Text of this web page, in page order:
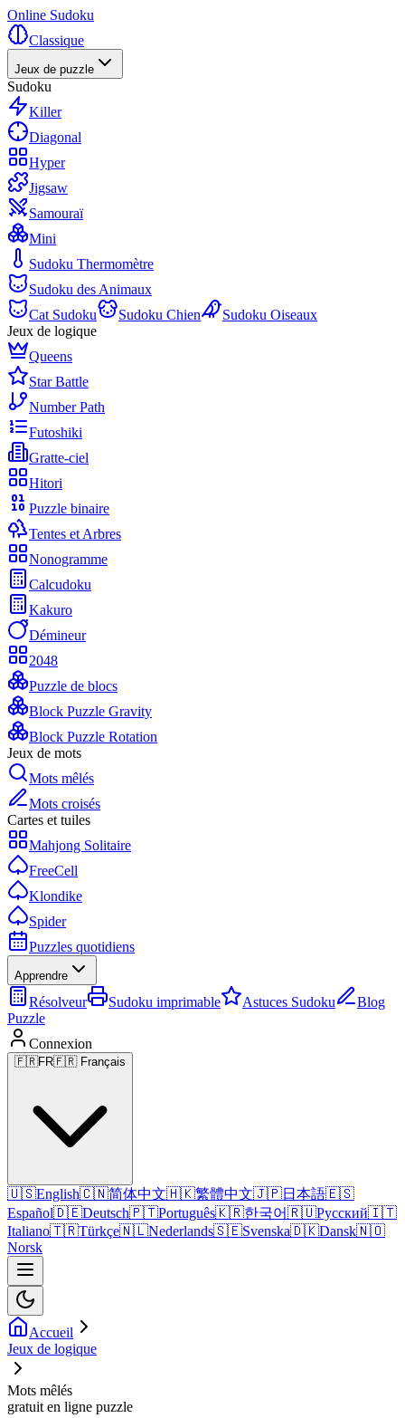
Online Sudoku
Classique
Jeux de puzzle
Sudoku
Killer
Diagonal
Hyper
Jigsaw
Samouraï
Mini
Sudoku Thermomètre
Sudoku des Animaux
Cat Sudoku
Sudoku Chien
Sudoku Oiseaux
Jeux de logique
Queens
Star Battle
Number Path
Futoshiki
Gratte-ciel
Hitori
Puzzle binaire
Tentes et Arbres
Nonogramme
Calcudoku
Kakuro
Démineur
2048
Puzzle de blocs
Block Puzzle Gravity
Block Puzzle Rotation
Jeux de mots
Mots mêlés
Mots croisés
Cartes et tuiles
Mahjong Solitaire
FreeCell
Klondike
Spider
Puzzles quotidiens
Apprendre
Résolveur Sudoku imprimable Astuces Sudoku
Blog
Puzzle
Connexion
🇫🇷FR🇫🇷 Français
🇺🇸English🇨🇳简体中文🇭🇰繁體中文🇯🇵日本語🇪🇸
Español🇩🇪Deutsch🇵🇹Português🇰🇷한국어🇷🇺Русский🇮🇹
Italiano🇹🇷Türkçe🇳🇱Nederlands🇸🇪Svenska🇩🇰Dansk🇳🇴
Norsk
Accueil
Jeux de logique
Mots mêlés
gratuit en ligne puzzle